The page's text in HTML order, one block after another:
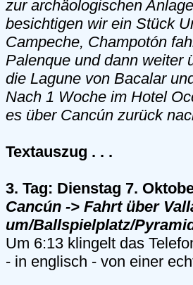
zur archäologischen
besichtigen wir ein Stück
Campeche, Champotón
Palenque und dann weiter
die Lagune von Bacalar
Nach 1 Woche im Hotel
es über Cancún zurück
Textauszug . . .
3. Tag: Dienstag 7.
Cancún -> Fahrt über
um/Ballspielplatz/
Um 6:13 klingelt das
- in englisch - von einer